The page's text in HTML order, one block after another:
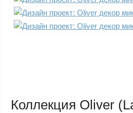
Коллекция Oliver